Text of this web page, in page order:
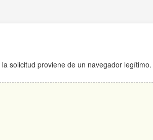
solicitud proviene de un navegador legítimo.